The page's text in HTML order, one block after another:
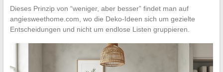
Dieses Prinzip von “weniger, aber besser” findet man auf
angiesweethome.com, wo die Deko-Ideen sich um gezielte
Entscheidungen und nicht um endlose Listen gruppieren.